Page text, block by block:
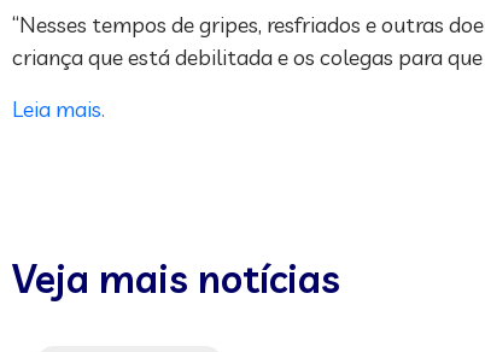
“Nesses tempos de gripes, resfriados e outras
criança que está debilitada e os colegas para
Leia mais.
Veja mais notícias